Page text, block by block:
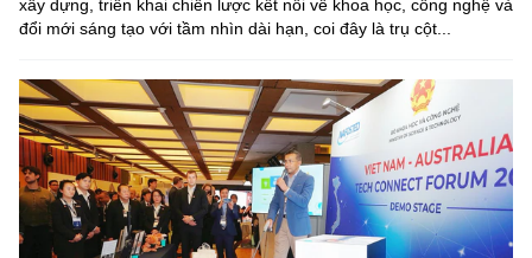
xây dựng, triển khai chiến lược kết nối về khoa học, công nghệ và
đổi mới sáng tạo với tầm nhìn dài hạn, coi đây là trụ cột...